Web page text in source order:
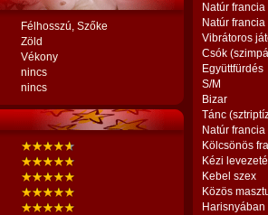
Félhosszú, Szőke
Zöld
Vékony
nincs
nincs
Natúr francia
Natúr
Vibrátoros
Csók
Együttfürdés
S/M
Bizar
Tánc
Natúr
Kölcsönös
Kézi
Kebel szex
Közös
Harisnyában